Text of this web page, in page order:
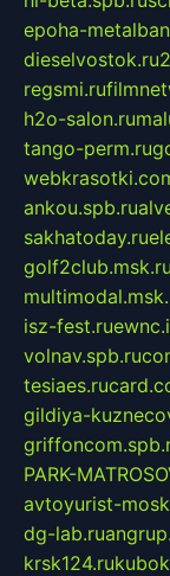
epoha-
dieselvostok.ru
regsmi.ru
h2o-salon.ru
tango-perm.ru
ankou.spb.ru
sakhatoday.ru
golf2club.msk.ru
isz-fest.ru
volnav.spb.ru
tesiaes.ru
gildiya-
PARK-
avtoyurist-
dg-lab.ru
krsk124.ru